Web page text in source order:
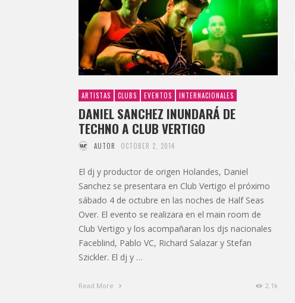
ARTISTAS CLUBS EVENTOS INTERNACIONALES
DANIEL SANCHEZ INUNDARÁ DE
TECHNO A CLUB VERTIGO
AUTOR OCTOBER 2, 2014
El dj y productor de origen Holandes, Daniel
Sanchez se presentara en Club Vertigo el próximo
sábado 4 de octubre en las noches de Half Seas
Over. El evento se realizara en el main room de
Club Vertigo y los acompañaran los djs nacionales
Faceblind, Pablo VC, Richard Salazar y Stefan
Szickler. El dj y …
Read More 2.1k